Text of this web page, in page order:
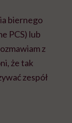
biernego
PCS) lub
z
że tak
zespół